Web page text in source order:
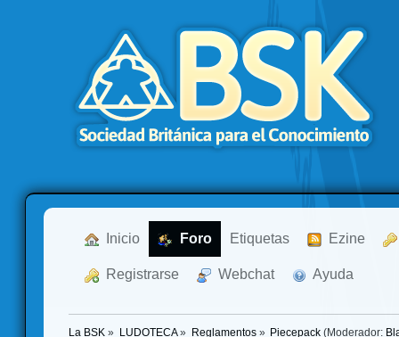
Inicio Foro Etiquetas Ezine
Registrarse Webchat Ayuda
La BSK » LUDOTECA» Reglamentos» Piecepack (Moderador: